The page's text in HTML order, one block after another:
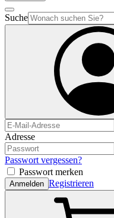
Suche
Adresse
Passwort vergessen?
Passwort merken
Anmelden Registrieren